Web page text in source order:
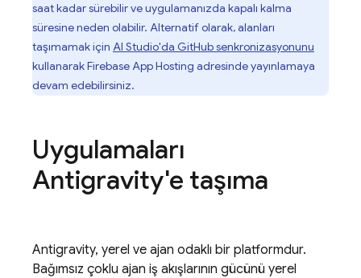
saat kadar sürebilir ve uygulamanızda kapalı kalma
süresine neden olabilir. Alternatif olarak, alanları
taşımamak için AI Studio'da GitHub senkronizasyonunu
kullanarakFirebase App Hosting adresinde yayınlamaya
devam edebilirsiniz.
Uygulamaları
Antigravity'e taşıma
Antigravity, yerel ve ajan odaklı bir platformdur.
Bağımsız çoklu ajan iş akışlarının gücünü yerel